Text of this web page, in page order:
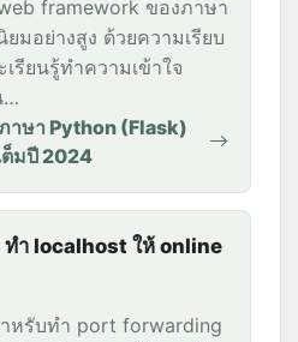
framework ของภาษา
มอย่างสูง ด้วยความเรียบ
รียนรู้ทำความเข้าใจ
…
าษา Python (Flask)
ต็มปี 2024
ทำ localhost ให้ online
หรับทำ port forwarding